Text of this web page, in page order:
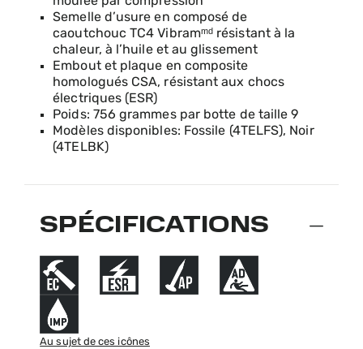
Semelle d’usure en composé de
caoutchouc TC4 Vibramᵐᵈ résistant à la
chaleur, à l’huile et au glissement
Embout et plaque en composite
homologués CSA, résistant aux chocs
électriques (ESR)
Poids: 756 grammes par botte de taille 9
Modèles disponibles: Fossile (4TELFS), Noir
(4TELBK)
SPÉCIFICATIONS
Au sujet de ces icônes